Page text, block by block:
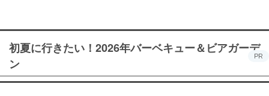
初夏に行きたい！2026年バーベキュー＆ビアガーデ
ン
PR